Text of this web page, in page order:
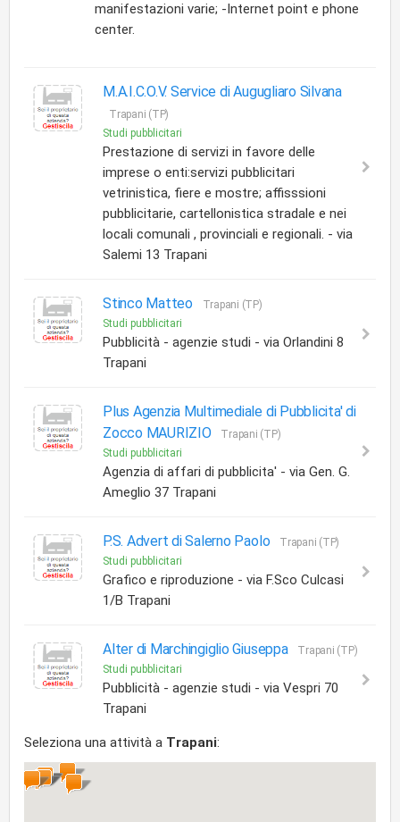
manifestazioni varie; -Internet point e phone
center.
M.A.I.C.O.V. Service di Augugliaro Silvana
Trapani (TP)
Studi pubblicitari
Prestazione di servizi in favore delle
imprese o enti:servizi pubblicitari
vetrinistica, fiere e mostre; affisssioni
pubblicitarie, cartellonistica stradale e nei
locali comunali , provinciali e regionali. - via
Salemi 13 Trapani
Stinco Matteo
Trapani (TP)
Studi pubblicitari
Pubblicità - agenzie studi - via Orlandini 8
Trapani
Plus Agenzia Multimediale di Pubblicita' di
Zocco MAURIZIO
Trapani (TP)
Studi pubblicitari
Agenzia di affari di pubblicita' - via Gen. G.
Ameglio 37 Trapani
P.S. Advert di Salerno Paolo
Trapani (TP)
Studi pubblicitari
Grafico e riproduzione - via F.Sco Culcasi
1/B Trapani
Alter di Marchingiglio Giuseppa
Trapani (TP)
Studi pubblicitari
Pubblicità - agenzie studi - via Vespri 70
Trapani
Seleziona una attività a Trapani: